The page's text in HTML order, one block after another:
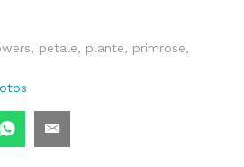
, petale, plante, primrose,